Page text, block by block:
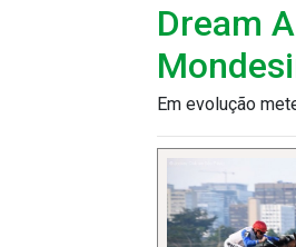
Dream
Em evolução